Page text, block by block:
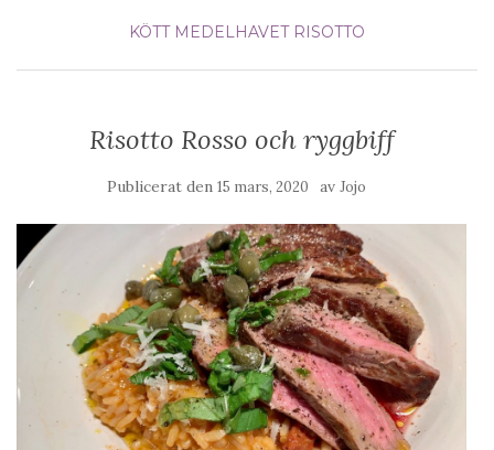
KÖTT MEDELHAVET RISOTTO
Risotto Rosso och ryggbiff
Publicerat den 15 mars, 2020 av Jojo